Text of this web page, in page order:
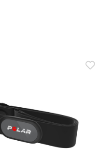
ЧСС: до 7 дней